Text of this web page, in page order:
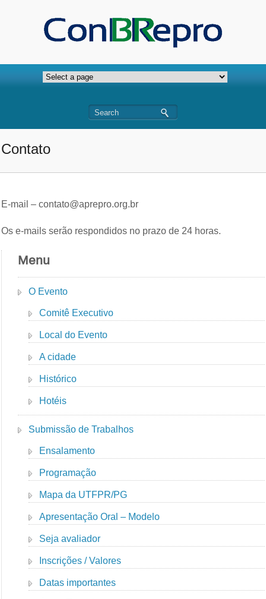
Contato
E-mail – contato@aprepro.org.br
Os e-mails serão respondidos no prazo de 24 horas.
Menu
O Evento
Comitê Executivo
Local do Evento
A cidade
Histórico
Hotéis
Submissão de Trabalhos
Ensalamento
Programação
Mapa da UTFPR/PG
Apresentação Oral – Modelo
Seja avaliador
Inscrições / Valores
Datas importantes